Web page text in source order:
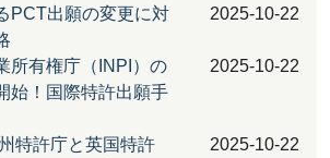
PCT出願の変更に対
2025-10-22
所有権庁（INPI）の
始！国際特許出願手
2025-10-22
特許庁と英国特許
2025-10-22